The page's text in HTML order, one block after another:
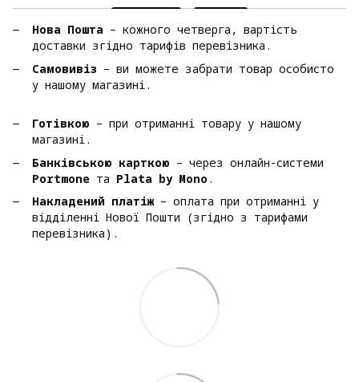
Нова Пошта – кожного четверга, вартість
доставки згідно тарифів перевізника.
Самовивіз – ви можете забрати товар особисто
у нашому магазині.
Готівкою – при отриманні товару у нашому
магазині.
Банківською карткою – через онлайн-системи
Portmone та Plata by Mono .
Накладений платіж– оплата при отриманні у
відділенні Нової Пошти (згідно з тарифами
перевізника).